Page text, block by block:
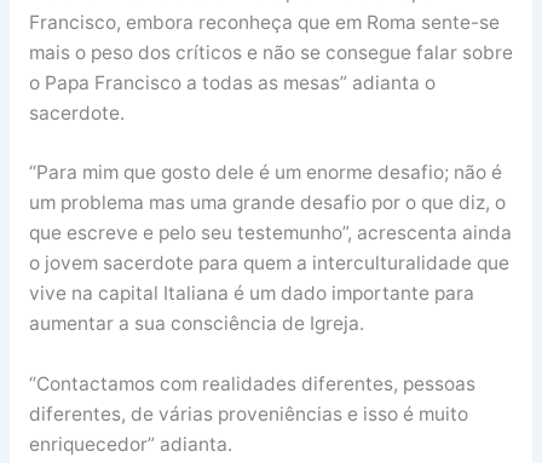
Francisco, embora reconheça que em Roma sente-se
mais o peso dos críticos e não se consegue falar sobre
o Papa Francisco a todas as mesas” adianta o
sacerdote.
“Para mim que gosto dele é um enorme desafio; não é
um problema mas uma grande desafio por o que diz, o
que escreve e pelo seu testemunho”, acrescenta ainda
o jovem sacerdote para quem a interculturalidade que
vive na capital Italiana é um dado importante para
aumentar a sua consciência de Igreja.
“Contactamos com realidades diferentes, pessoas
diferentes, de várias proveniências e isso é muito
enriquecedor” adianta.